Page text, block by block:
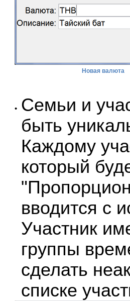
Новая валюта
• Семьи и
быть
Каждому
который
вводится с
Участник
группы
сделать
списке